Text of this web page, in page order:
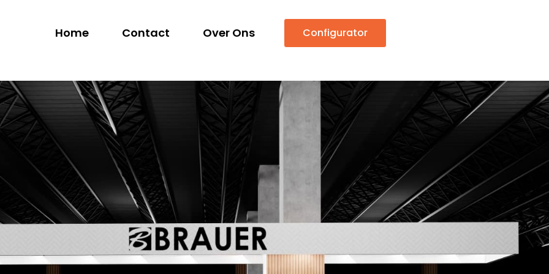
Home Contact Over Ons Configurator